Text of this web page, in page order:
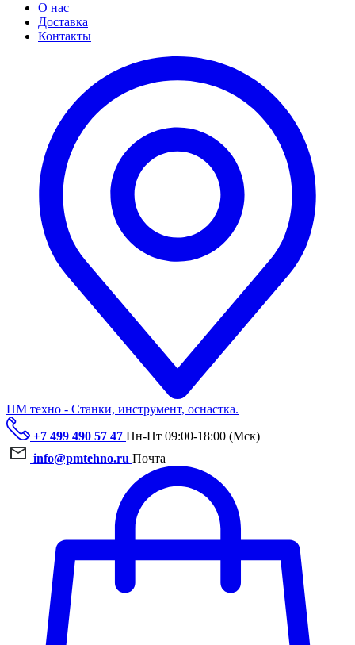
О нас
Доставка
Контакты
ПМ техно - Станки, инструмент, оснастка.
+7 499 490 57 47 Пн-Пт 09:00-18:00 (Мск)
info@pmtehno.ru Почта